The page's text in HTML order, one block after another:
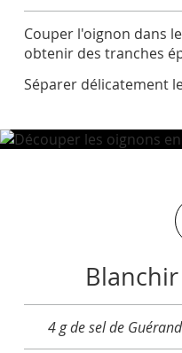
Couper l'oignon dans
obtenir des tranches
Séparer délicatement
4 g de sel de